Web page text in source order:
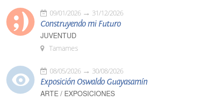
09/01/2026 31/12/2026
Construyendo mi Futuro
JUVENTUD
Tamames
08/05/2026 30/08/2026
Exposición Oswaldo Guayasamín
ARTE / EXPOSICIONES